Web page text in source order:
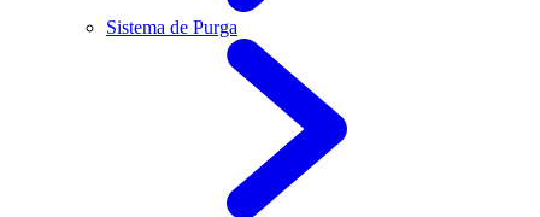
Sistema de Purga